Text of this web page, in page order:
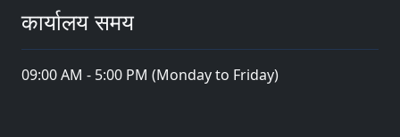
कार्यालय समय
09:00 AM - 5:00 PM (Monday to Friday)